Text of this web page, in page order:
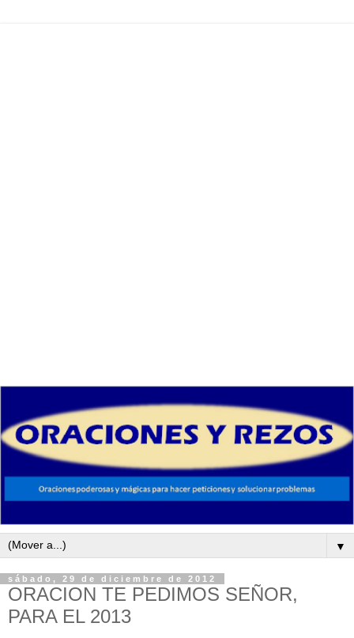
▼
sábado, 29 de diciembre de 2012
ORACION TE PEDIMOS SEÑOR,
PARA EL 2013